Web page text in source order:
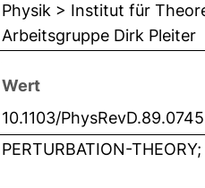
Physik > Institut für
Arbeitsgruppe Dirk Pleiter
Wert
10.1103/
PERTURBATION-